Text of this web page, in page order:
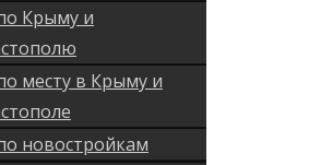
Крыму и
месту в Крыму и
новостройкам